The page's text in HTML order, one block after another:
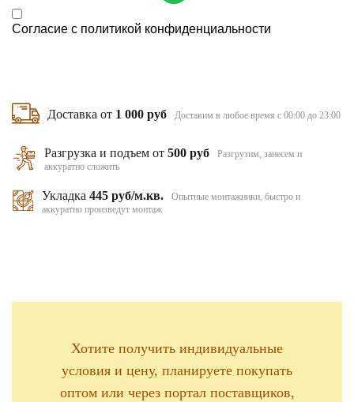
Согласие с политикой конфиденциальности
Доставка от 1 000 руб Доставим в любое время с 00:00 до 23:00
Разгрузка и подъем от500 руб
Разгрузим, занесем и
аккуратно сложить
Укладка 445 руб/м.кв.
Опытные монтажники, быстро и
аккуратно произведут монтаж
Хотите получить индивидуальные
условия и цену, планируете покупать
оптом или через портал поставщиков,